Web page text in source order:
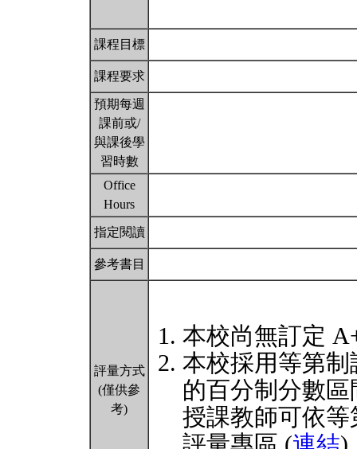
課程目標
課程要求
預期每週
課前或/
與課後學
習時數
Office
Hours
指定閱讀
參考書目
評量方式
(僅供參
考)
本校尚無訂定
本校採用等第
的百分制分數
授課教師可依